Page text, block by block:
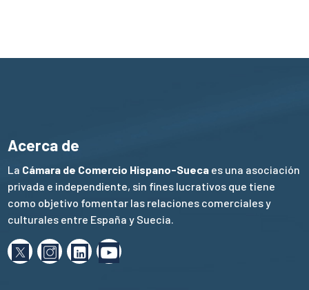
Acerca de
La Cámara de Comercio Hispano-Sueca es una asociación
privada e independiente, sin fines lucrativos que tiene
como objetivo fomentar las relaciones comerciales y
culturales entre España y Suecia.